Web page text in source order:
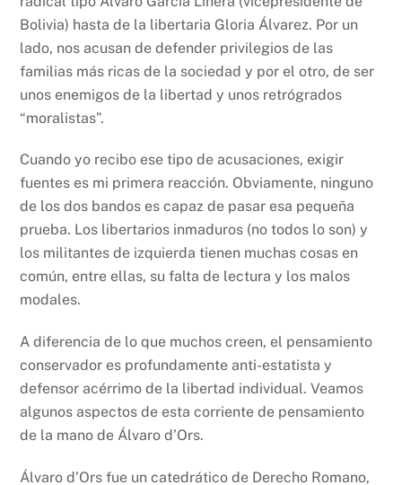
Bolivia) hasta de la libertaria Gloria Álvarez. Por un
lado, nos acusan de defender privilegios de las
familias más ricas de la sociedad y por el otro, de ser
unos enemigos de la libertad y unos retrógrados
“moralistas”.
Cuando yo recibo ese tipo de acusaciones, exigir
fuentes es mi primera reacción. Obviamente, ninguno
de los dos bandos es capaz de pasar esa pequeña
prueba. Los libertarios inmaduros (no todos lo son) y
los militantes de izquierda tienen muchas cosas en
común, entre ellas, su falta de lectura y los malos
modales.
A diferencia de lo que muchos creen, el pensamiento
conservador es profundamente anti-estatista y
defensor acérrimo de la libertad individual. Veamos
algunos aspectos de esta corriente de pensamiento
de la mano de Álvaro d’Ors.
Álvaro d’Ors fue un catedrático de Derecho Romano,